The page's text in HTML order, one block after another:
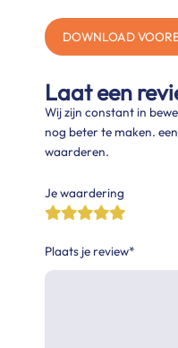
DOWNLOAD
Laat een
Wij zijn constant in
nog beter te maken.
waarderen.
Je waardering
Plaats je review*